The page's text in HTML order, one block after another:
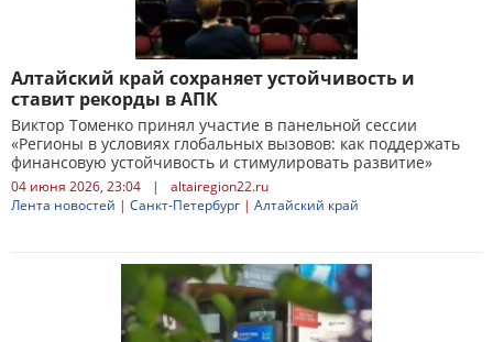
Алтайский край сохраняет устойчивость и
ставит рекорды в АПК
Виктор Томенко принял участие в панельной сессии
«Регионы в условиях глобальных вызовов: как поддержать
финансовую устойчивость и стимулировать развитие»
04 июня 2026, 23:04 |
altairegion22.ru
Лента новостей | Санкт-Петербург | Алтайский край